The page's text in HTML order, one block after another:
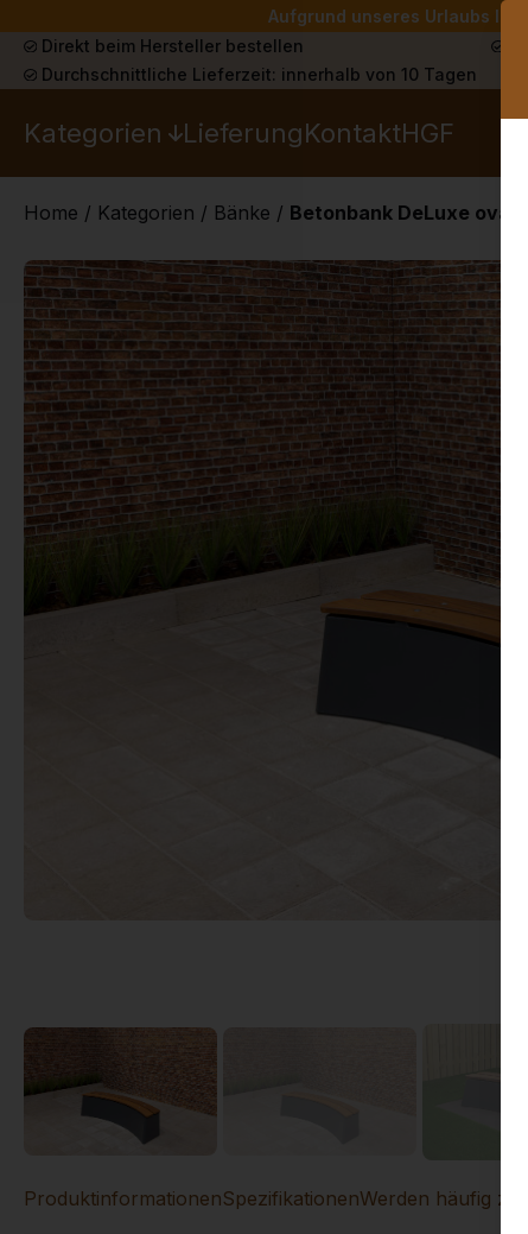
Aufgrund unseres Urlaubs
Direkt beim Hersteller bestellen
Durchschnittliche Lieferzeit: innerhalb von 10 Tagen
Kategorien LieferungKontaktHGF
Home / Kategorien / Bänke / Betonbank DeLuxe oval
ProduktinformationenSpezifikationenWerden häufig